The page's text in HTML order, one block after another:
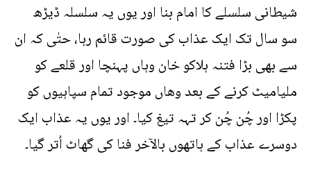
شیطانی سلسلے کا امام بنا اور یوں یہ سلسلہ ڈیڑھ
سو سال تک ایک عذاب کی صورت قائم رہا، حتٰی کہ ان
سے بھی بڑا فتنہ ہلاکو خان وہاں پہنچا اور قلعے کو
ملیامیٹ کرنے کے بعد وھاں موجود تمام سپاہیوں کو
پکڑا اور چُن چُن کر تہہ تیغ کیا۔ اور یوں یہ عذاب ایک
دوسرے عذاب کے ہاتھوں بالآخر فنا کی گھاٹ اُتر گیا۔